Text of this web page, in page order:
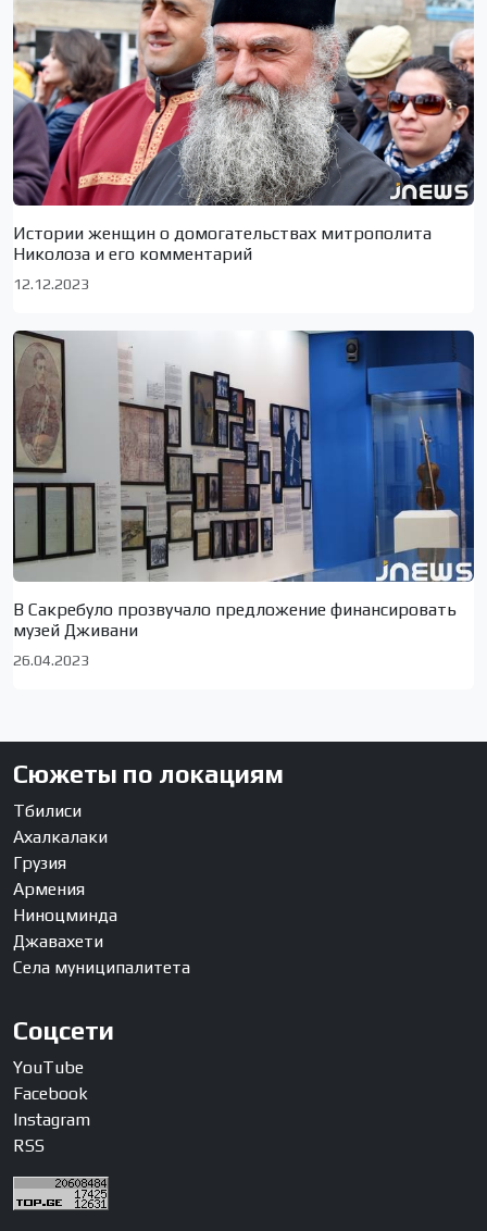
Истории женщин о домогательствах митрополита
Николоза и его комментарий
12.12.2023
В Сакребуло прозвучало предложение финансировать
музей Дживани
26.04.2023
Сюжеты по локациям
Тбилиси
Ахалкалаки
Грузия
Армения
Ниноцминда
Джавахети
Села муниципалитета
Соцсети
YouTube
Facebook
Instagram
RSS